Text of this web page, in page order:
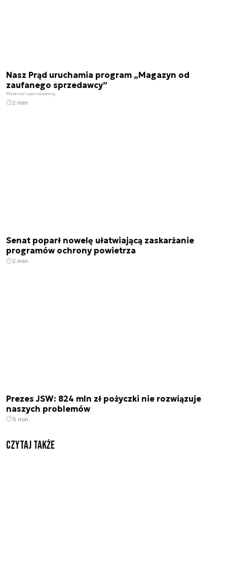
Nasz Prąd uruchamia program „Magazyn od
zaufanego sprzedawcy”
Materiał sponsorowany
2 min.
Senat poparł nowelę ułatwiającą zaskarżanie
programów ochrony powietrza
2 min.
Prezes JSW: 824 mln zł pożyczki nie rozwiązuje
naszych problemów
3 min.
Czytaj także